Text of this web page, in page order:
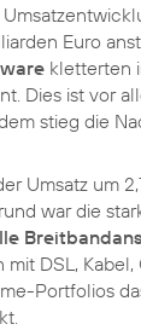
Euro
kletterten
Dies ist vor
stieg die
Umsatz um
war die
DSL, Kabel,
Portfolios